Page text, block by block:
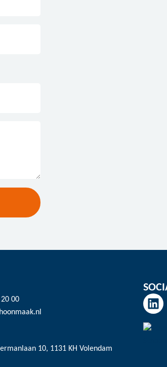
00
10, 1131 KH Volendam